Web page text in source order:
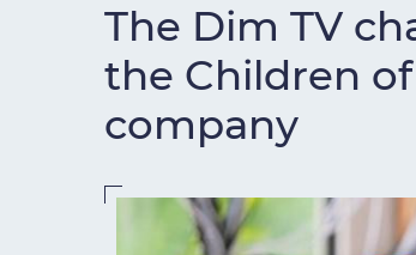
The Dim TV
the Children
company